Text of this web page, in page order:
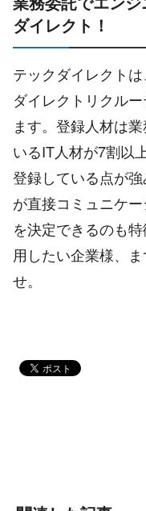
ダイレクト！
テックダイレクト
ダイレクトリクル
ます。登録人材は
いるIT人材が7割以
登録している点が
が直接コミュニケ
を決定できるのも
用したい企業様、
せ。